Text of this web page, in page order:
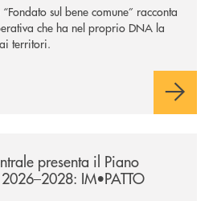
sul bene comune” racconta
che ha nel proprio DNA la
territori.
presenta il Piano
IM•PATTO